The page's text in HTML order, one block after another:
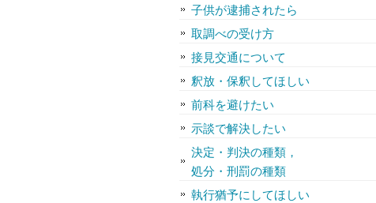
子供が逮捕されたら
取調べの受け方
接見交通について
釈放・保釈してほしい
前科を避けたい
示談で解決したい
決定・判決の種類，
処分・刑罰の種類
執行猶予にしてほしい